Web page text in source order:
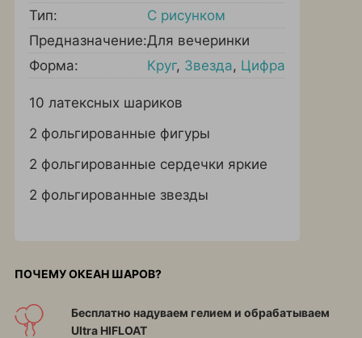
Тип:
С рисунком
Предназначение:Для вечеринки
Форма:
Круг, Звезда, Цифра
10 латексных шариков
2 фольгированные фигуры
2 фольгированные сердечки яркие
2 фольгированные звезды
ПОЧЕМУ ОКЕАН ШАРОВ?
Бесплатно надуваем гелием и обрабатываем
Ultra HIFLOAT